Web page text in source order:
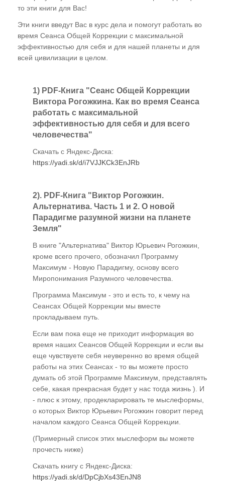
то эти книги для Вас!
Эти книги введут Вас в курс дела и помогут работать во
время Сеанса Общей Коррекции с максимальной
эффективностью для себя и для нашей планеты и для
всей цивилизации в целом.
1) PDF-Книга "Сеанс Общей Коррекции
Виктора Рогожкина. Как во время Сеанса
работать с максимальной
эффективностью для себя и для всего
человечества"
Скачать с Яндекс-Диска:
https://yadi.sk/d/i7VJJKCk3EnJRb
2). PDF-Книга "Виктор Рогожкин.
Альтернатива. Часть 1 и 2. О новой
Парадигме разумной жизни на планете
Земля"
В книге "Альтернатива" Виктор Юрьевич Рогожкин,
кроме всего прочего, обозначил Программу
Максимум - Новую Парадигму, основу всего
Миропонимания Разумного человечества.
Программа Максимум - это и есть то, к чему на
Сеансах Общей Коррекции мы вместе
прокладываем путь.
Если вам пока еще не приходит информация во
время наших Сеансов Общей Коррекции и если вы
еще чувствуете себя неуверенно во время общей
работы на этих Сеансах - то вы можете просто
думать об этой Программе Максимум, представлять
себе, какая прекрасная будет у нас тогда жизнь ). И
- плюс к этому, продекларировать те мыслеформы,
о которых Виктор Юрьевич Рогожкин говорит перед
началом каждого Сеанса Общей Коррекции.
(Примерный список этих мыслеформ вы можете
прочесть ниже)
Скачать книгу с Яндекс-Диска:
https://yadi.sk/d/DpCjbXs43EnJN8